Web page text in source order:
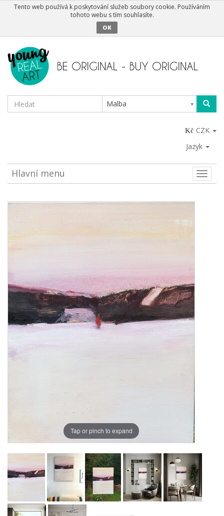
Tento web používá k poskytování služeb soubory cookie. Používáním
tohoto webu s tím souhlasíte.
OK
Malba
CZK
Jazyk
Toggle
Hlavní menu
Tap or pinch to expand